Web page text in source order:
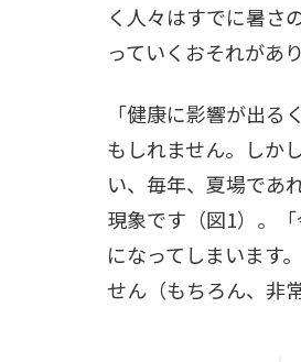
く人々はすでに暑さ
っていくおそれがあ
「健康に影響が出
もしれません。しか
い、毎年、夏場であ
現象です（図1）。
になってしまいます
せん（もちろん、非